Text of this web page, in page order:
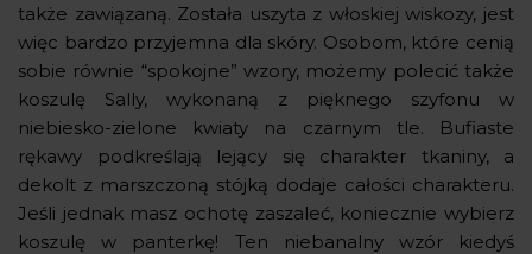
także zawiązaną. Została uszyta z włoskiej wiskozy, jest
więc bardzo przyjemna dla skóry. Osobom, które cenią
sobie równie “spokojne” wzory, możemy polecić także
koszulę Sally, wykonaną z pięknego szyfonu w
niebiesko-zielone kwiaty na czarnym tle. Bufiaste
rękawy podkreślają lejący się charakter tkaniny, a
dekolt z marszczoną stójką dodaje całości charakteru.
Jeśli jednak masz ochotę zaszaleć, koniecznie wybierz
koszulę w panterkę! Ten niebanalny wzór kiedyś